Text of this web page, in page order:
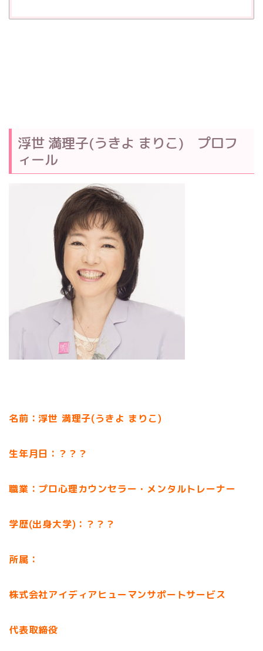
浮世 満理子(うきよ まりこ) プロフ
ィール
名前：浮世 満理子(うきよ まりこ)
生年月日：？？？
職業：プロ心理カウンセラー・メンタルトレーナー
学歴(出身大学)：？？？
所属：
株式会社アイディアヒューマンサポートサービス
代表取締役